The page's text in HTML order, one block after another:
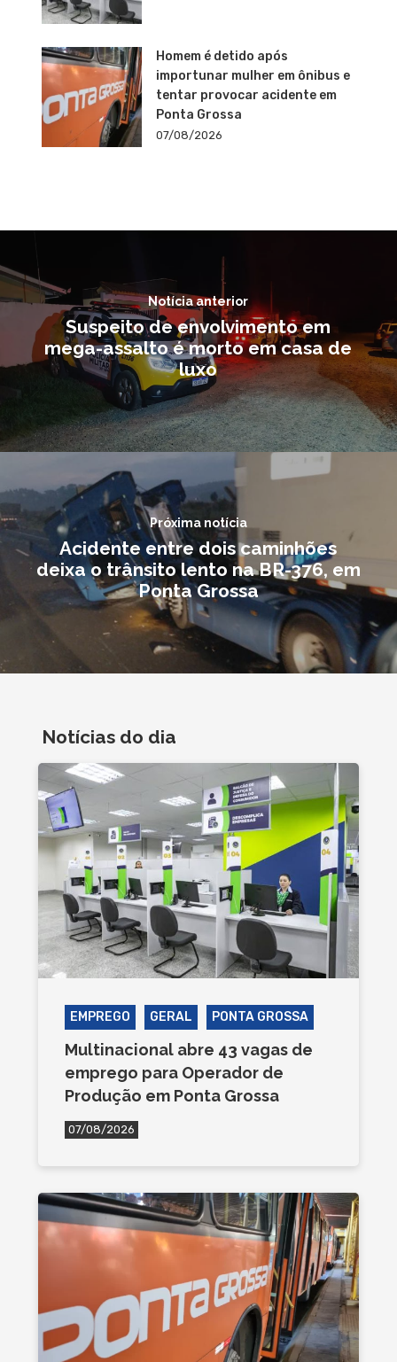
Homem é detido após
importunar mulher em ônibus e
tentar provocar acidente em
Ponta Grossa
07/08/2026
Notícia anterior
Suspeito de envolvimento em
mega-assalto é morto em casa de
luxo
Próxima notícia
Acidente entre dois caminhões
deixa o trânsito lento na BR-376, em
Ponta Grossa
Notícias do dia
EMPREGO GERAL PONTA GROSSA
Multinacional abre 43 vagas de
emprego para Operador de
Produção em Ponta Grossa
07/08/2026